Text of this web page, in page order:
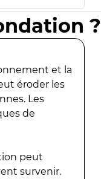
?
et la
éroder les
Les
de
peut
survenir.